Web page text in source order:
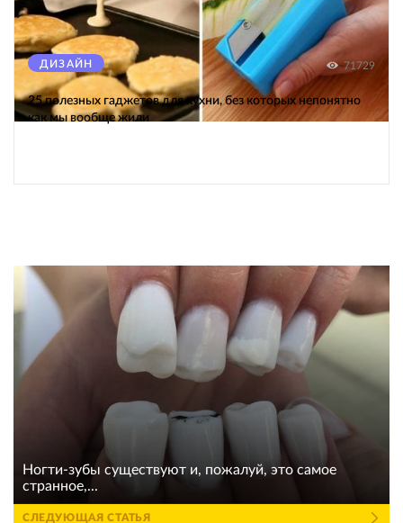
ДИЗАЙН 71729
25 полезных гаджетов для кухни, без которых непонятно
как мы вообще жили
Ногти-зубы существуют и, пожалуй, это самое
странное,...
СЛЕДУЮЩАЯ СТАТЬЯ